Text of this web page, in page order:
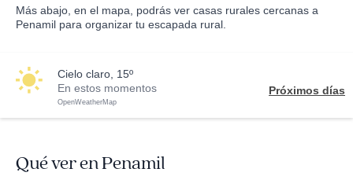
Más abajo, en el mapa, podrás ver casas rurales cercanas a
Penamil para organizar tu escapada rural.
cielo claro, 15º
En estos momentos
OpenWeatherMap
Próximos días
Qué ver en Penamil